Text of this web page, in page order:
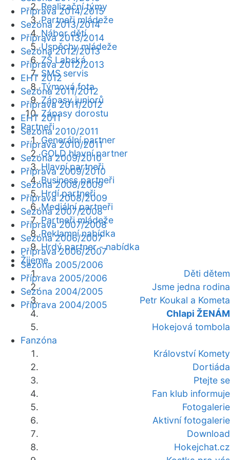
Realizační týmy
Partneři mládeže
Nábor dětí
Úspěchy mládeže
ZŠ Labská
SMS servis
Týmová fota
Zápasy juniorů
Zápasy dorostu
Partneři
Generální partner
GOLD hlavní partner
Hlavní partneři
Business partneři
Hrdí partneři
Mediální partneři
Partneři mládeže
Reklamní nabídka
Hrdý partner - nabídka
Žijeme
Děti dětem
Jsme jedna rodina
Petr Koukal a Kometa
Chlapi ŽENÁM
Hokejová tombola
Fanzóna
Království Komety
Dortiáda
Ptejte se
Fan klub informuje
Fotogalerie
Aktivní fotogalerie
Download
Hokejchat.cz
Příprava 2014/2015
Sezóna 2013/2014
Příprava 2013/2014
Sezóna 2012/2013
Příprava 2012/2013
EHT 2012
Sezóna 2011/2012
Příprava 2011/2012
EHT 2011
Sezóna 2010/2011
Příprava 2010/2011
Sezóna 2009/2010
Příprava 2009/2010
Sezóna 2008/2009
Příprava 2008/2009
Sezóna 2007/2008
Příprava 2007/2008
Sezóna 2006/2007
Příprava 2006/2007
Sezóna 2005/2006
Příprava 2005/2006
Sezóna 2004/2005
Příprava 2004/2005